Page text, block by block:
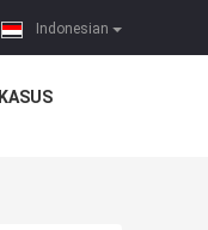
Indonesian
KASUS